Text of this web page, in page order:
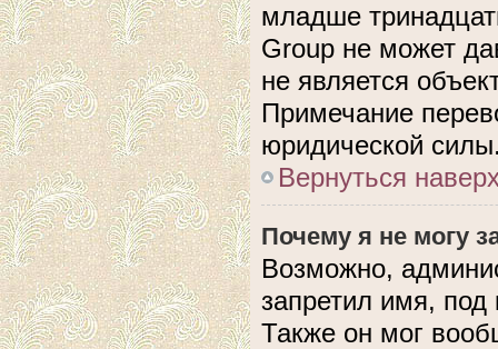
младше
Group не может
не является
Примечание
юридической
Вернуться
Почему я не могу
Возможно,
запретил имя, под
Также он мог